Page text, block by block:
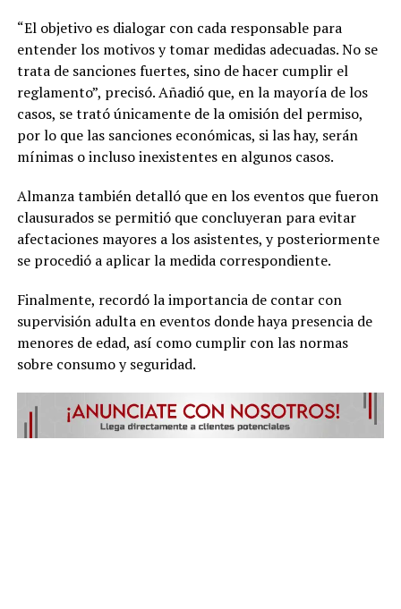
“El objetivo es dialogar con cada responsable para
entender los motivos y tomar medidas adecuadas. No se
trata de sanciones fuertes, sino de hacer cumplir el
reglamento”, precisó. Añadió que, en la mayoría de los
casos, se trató únicamente de la omisión del permiso,
por lo que las sanciones económicas, si las hay, serán
mínimas o incluso inexistentes en algunos casos.
Almanza también detalló que en los eventos que fueron
clausurados se permitió que concluyeran para evitar
afectaciones mayores a los asistentes, y posteriormente
se procedió a aplicar la medida correspondiente.
Finalmente, recordó la importancia de contar con
supervisión adulta en eventos donde haya presencia de
menores de edad, así como cumplir con las normas
sobre consumo y seguridad.